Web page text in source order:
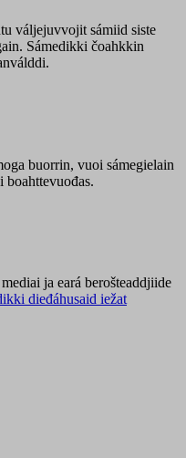
váljejuvvojit sámiid siste
Sámedikki čoahkkin
buorrin, vuoi sámegielain
ja eará berošteaddjiide
dieđáhusaid iežat